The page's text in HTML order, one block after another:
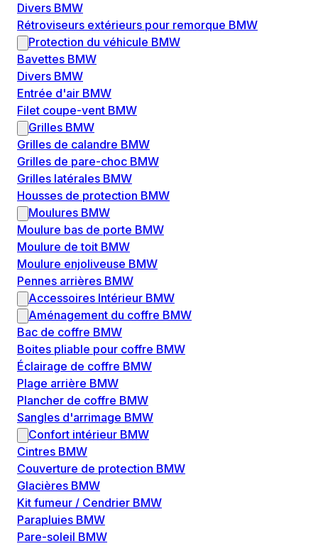
Divers BMW
Rétroviseurs extérieurs pour remorque BMW
Protection du véhicule BMW
Bavettes BMW
Divers BMW
Entrée d'air BMW
Filet coupe-vent BMW
Grilles BMW
Grilles de calandre BMW
Grilles de pare-choc BMW
Grilles latérales BMW
Housses de protection BMW
Moulures BMW
Moulure bas de porte BMW
Moulure de toit BMW
Moulure enjoliveuse BMW
Pennes arrières BMW
Accessoires Intérieur BMW
Aménagement du coffre BMW
Bac de coffre BMW
Boites pliable pour coffre BMW
Éclairage de coffre BMW
Plage arrière BMW
Plancher de coffre BMW
Sangles d'arrimage BMW
Confort intérieur BMW
Cintres BMW
Couverture de protection BMW
Glacières BMW
Kit fumeur / Cendrier BMW
Parapluies BMW
Pare-soleil BMW